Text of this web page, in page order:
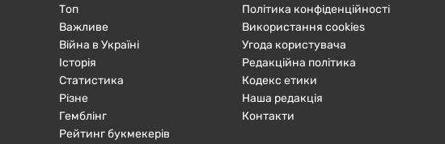
Топ
Важливе
Війна в Україні
Історія
Статистика
Різне
Гемблінг
Рейтинг букмекерів
Політика конфіденційності
Використання cookies
Угода користувача
Редакційна політика
Кодекс етики
Наша редакція
Контакти